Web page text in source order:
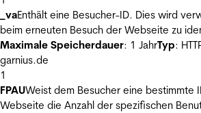
_vaEnthält eine Besucher-ID. Dies wird
beim erneuten Besuch der Webseite zu
Maximale Speicherdauer: 1 JahrTyp:
garnius.de
1
FPAUWeist dem Besucher eine bestimmte
Webseite die Anzahl der spezifischen